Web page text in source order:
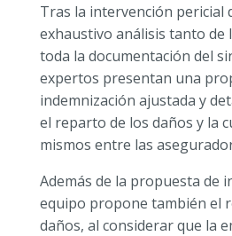
Tras la intervención pericial
exhaustivo análisis tanto de
toda la documentación del
expertos presentan una
indemnización ajustada y
el reparto de los daños y la
mismos entre las
Además de la propuesta de
equipo propone también el
daños, al considerar que la